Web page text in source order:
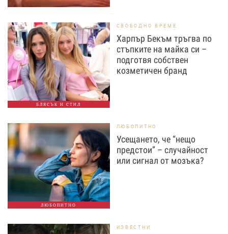
БЛЯСЪК И СТИЛ
СВОБОДНО ВРЕМЕ
Харпър Бекъм тръгва по
стъпките на майка си –
подготвя собствен
козметичен бранд
ЛЮБОПИТНО
ЛЮБОПИТНО
Усещането, че “нещо
предстои” – случайност
или сигнал от мозъка?
ИЗВЕСТНИ